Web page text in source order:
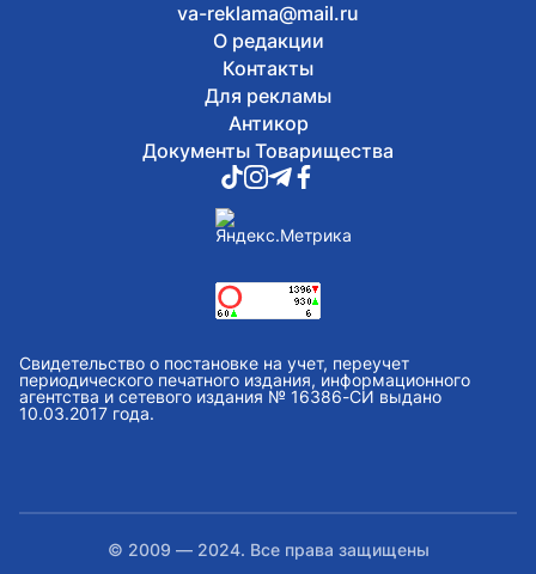
va-reklama@mail.ru
О редакции
Контакты
Для рекламы
Антикор
Документы Товарищества
Свидетельство о постановке на учет, переучет
периодического печатного издания, информационного
агентства и сетевого издания № 16386-СИ выдано
10.03.2017 года.
© 2009 — 2024. Все права защищены